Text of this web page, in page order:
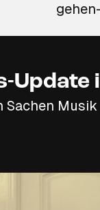
Update